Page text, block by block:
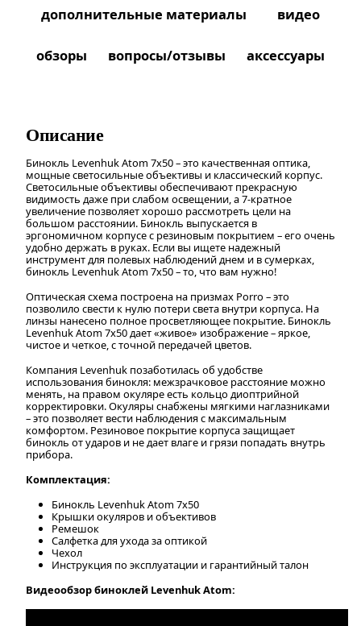
дополнительные материалы видео
обзоры вопросы/отзывы аксессуары
Описание
Бинокль Levenhuk Atom 7x50 – это качественная оптика,
мощные светосильные объективы и классический корпус.
Светосильные объективы обеспечивают прекрасную
видимость даже при слабом освещении, а 7-кратное
увеличение позволяет хорошо рассмотреть цели на
большом расстоянии. Бинокль выпускается в
эргономичном корпусе с резиновым покрытием – его очень
удобно держать в руках. Если вы ищете надежный
инструмент для полевых наблюдений днем и в сумерках,
бинокль Levenhuk Atom 7x50 – то, что вам нужно!
Оптическая схема построена на призмах Porro – это
позволило свести к нулю потери света внутри корпуса. На
линзы нанесено полное просветляющее покрытие. Бинокль
Levenhuk Atom 7x50 дает «живое» изображение – яркое,
чистое и четкое, с точной передачей цветов.
Компания Levenhuk позаботилась об удобстве
использования бинокля: межзрачковое расстояние можно
менять, на правом окуляре есть кольцо диоптрийной
корректировки. Окуляры снабжены мягкими наглазниками
– это позволяет вести наблюдения с максимальным
комфортом. Резиновое покрытие корпуса защищает
бинокль от ударов и не дает влаге и грязи попадать внутрь
прибора.
Комплектация:
Бинокль Levenhuk Atom 7x50
Крышки окуляров и объективов
Ремешок
Салфетка для ухода за оптикой
Чехол
Инструкция по эксплуатации и гарантийный талон
Видеообзор биноклей Levenhuk Atom: